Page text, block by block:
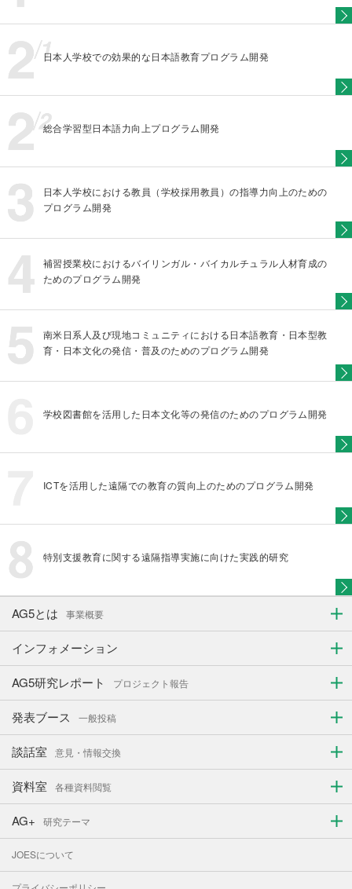
日本人学校での効果的な日本語教育プログラム開発
総合学習型日本語力向上プログラム開発
日本人学校における教員（学校採用教員）の指導力向上のための
プログラム開発
補習授業校におけるバイリンガル・バイカルチュラル人材育成の
ためのプログラム開発
南米日系人及び現地コミュニティにおける日本語教育・日本型教
育・日本文化の発信・普及のためのプログラム開発
学校図書館を活用した日本文化等の発信のためのプログラム開発
ICTを活用した遠隔での教育の質向上のためのプログラム開発
特別支援教育に関する遠隔指導実施に向けた実践的研究
AG5とは 事業概要
インフォメーション
AG5研究レポート プロジェクト報告
発表ブース 一般投稿
談話室 意見・情報交換
資料室 各種資料閲覧
AG+ 研究テーマ
JOESについて